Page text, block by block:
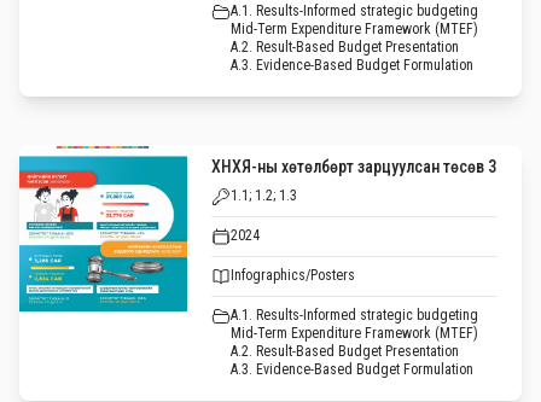
A.1. Results-Informed strategic budgeting
Mid-Term Expenditure Framework (MTEF)
A.2. Result-Based Budget Presentation
A.3. Evidence-Based Budget Formulation
ХНХЯ-ны хөтөлбөрт зарцуулсан төсөв 3
1.1; 1.2; 1.3
2024
Infographics/Posters
A.1. Results-Informed strategic budgeting
Mid-Term Expenditure Framework (MTEF)
A.2. Result-Based Budget Presentation
A.3. Evidence-Based Budget Formulation